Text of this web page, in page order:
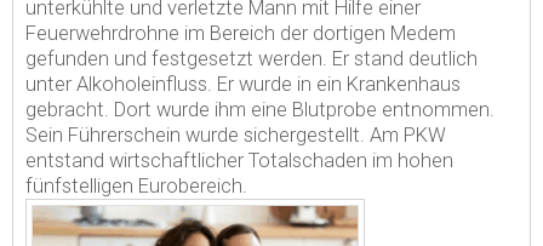
unterkühlte und verletzte Mann mit Hilfe einer
Feuerwehrdrohne im Bereich der dortigen Medem
gefunden und festgesetzt werden. Er stand deutlich
unter Alkoholeinfluss. Er wurde in ein Krankenhaus
gebracht. Dort wurde ihm eine Blutprobe entnommen.
Sein Führerschein wurde sichergestellt. Am PKW
entstand wirtschaftlicher Totalschaden im hohen
fünfstelligen Eurobereich.